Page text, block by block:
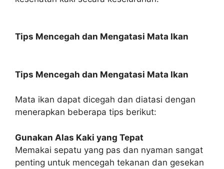
Tips Mencegah dan Mengatasi Mata Ikan
Tips Mencegah dan Mengatasi Mata Ikan
Mata ikan dapat dicegah dan diatasi dengan
menerapkan beberapa tips berikut:
Gunakan Alas Kaki yang Tepat
Memakai sepatu yang pas dan nyaman sangat
penting untuk mencegah tekanan dan gesekan